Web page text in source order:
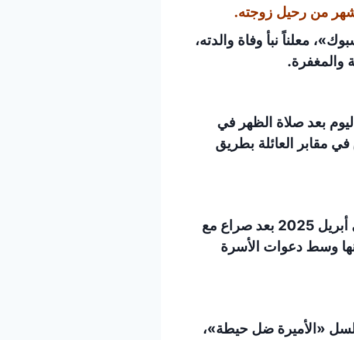
من رحيل زوجته.
معلناً نبأ وفاة والدته،
والمغفرة.
بعد صلاة الظهر في
مقابر العائلة بطريق
يشار إلى أنه رحلت زوجته هند محمد علي في أبريل 2025 بعد صراع مع
وسط دعوات الأسرة
«الأميرة ضل حيطة»،